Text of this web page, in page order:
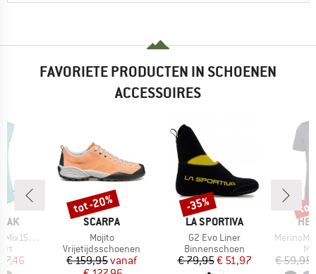
FAVORIETE PRODUCTEN IN SCHOENEN
ACCESSOIRES
Loose Tank
prijs
MERK
SCARPA
Artikel
Mojito
Productgroep
Vrijetijdsschoenen
Prijs
€ 159,95Verlaagde prijs
vanaf
Korting
tot -20%
MERK
LA SPORTIVA
Artikel
G2 Evo Liner
Productgroep
Binnenschoen
Prijs
€ 79,95Verlaagde prijs
€ 51,97
Korting
-35%
Artikel
MerinoMix150
€ 59,95
tot